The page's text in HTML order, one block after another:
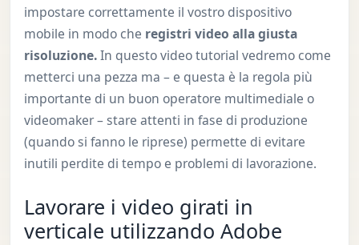
impostare correttamente il vostro dispositivo
mobile in modo che registri video alla giusta
risoluzione.In questo video tutorial vedremo come
metterci una pezza ma – e questa è la regola più
importante di un buon operatore multimediale o
videomaker – stare attenti in fase di produzione
(quando si fanno le riprese) permette di evitare
inutili perdite di tempo e problemi di lavorazione.
Lavorare i video girati in
verticale utilizzando Adobe